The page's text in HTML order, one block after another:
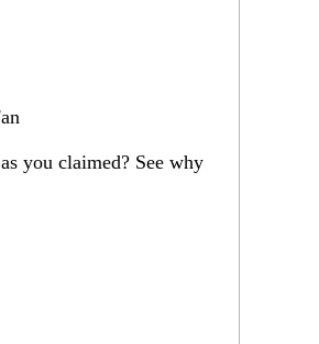
you claimed? See why